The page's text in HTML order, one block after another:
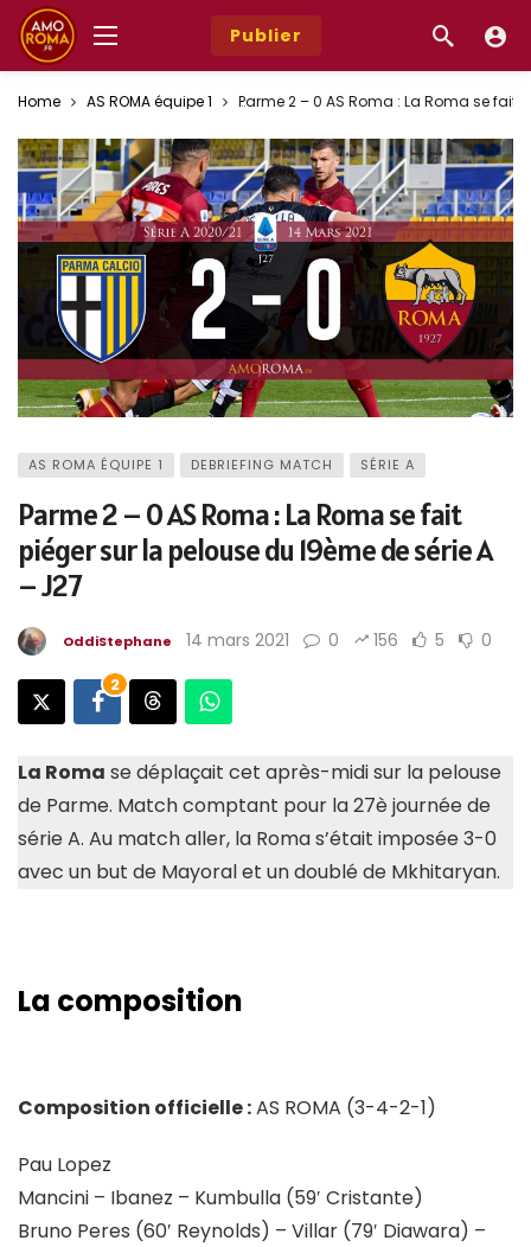
Publier
Home AS ROMA équipe 1 Parme 2 – 0 AS Roma : La Roma se fait
AS ROMA ÉQUIPE 1 DEBRIEFING MATCH SÉRIE A
Parme 2 – 0 AS Roma : La Roma se fait
piéger sur la pelouse du 19ème de série A
– J27
OddiStephane 14 mars 2021 0 156 5 0
2
La Roma se déplaçait cet après-midi sur la pelouse
de Parme. Match comptant pour la 27è journée de
série A. Au match aller, la Roma s’était imposée 3-0
avec un but de Mayoral et un doublé de Mkhitaryan.
La composition
Composition officielle :AS ROMA (3-4-2-1)
Pau Lopez
Mancini – Ibanez – Kumbulla (59′ Cristante)
Bruno Peres (60′ Reynolds) – Villar (79′ Diawara) –